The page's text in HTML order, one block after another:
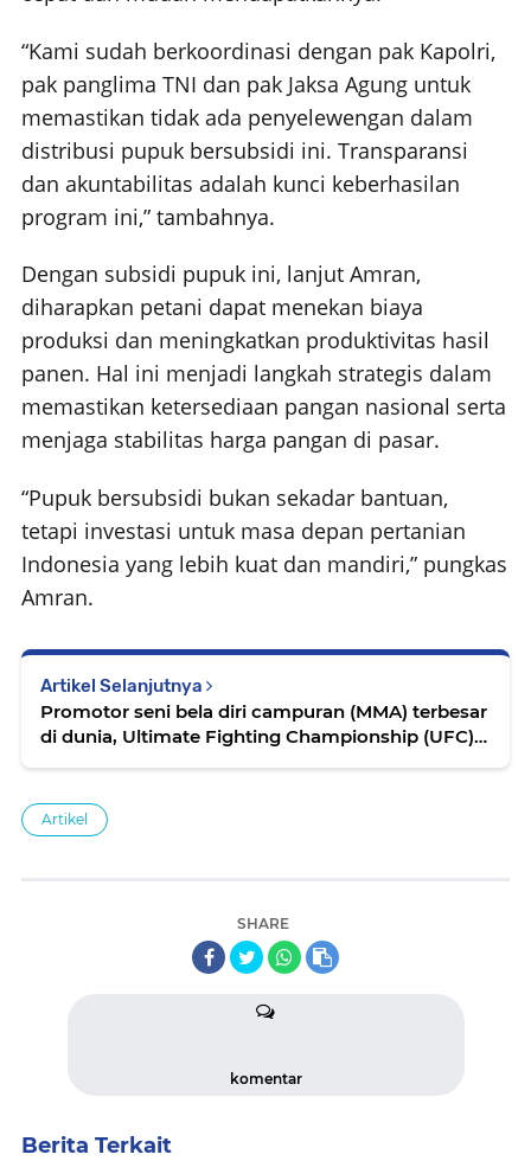
“Kami sudah berkoordinasi dengan pak Kapolri,
pak panglima TNI dan pak Jaksa Agung untuk
memastikan tidak ada penyelewengan dalam
distribusi pupuk bersubsidi ini. Transparansi
dan akuntabilitas adalah kunci keberhasilan
program ini,” tambahnya.
Dengan subsidi pupuk ini, lanjut Amran,
diharapkan petani dapat menekan biaya
produksi dan meningkatkan produktivitas hasil
panen. Hal ini menjadi langkah strategis dalam
memastikan ketersediaan pangan nasional serta
menjaga stabilitas harga pangan di pasar.
“Pupuk bersubsidi bukan sekadar bantuan,
tetapi investasi untuk masa depan pertanian
Indonesia yang lebih kuat dan mandiri,” pungkas
Amran.
Artikel Selanjutnya
Promotor seni bela diri campuran (MMA) terbesar
di dunia, Ultimate Fighting Championship (UFC),
utama UFC di Riyadh, Arab Saudi
Artikel
SHARE
komentar
Berita Terkait